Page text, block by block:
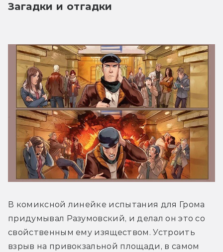
Загадки и отгадки
В комиксной линейке испытания для Грома
придумывал Разумовский, и делал он это со
свойственным ему изяществом. Устроить
взрыв на привокзальной площади, в самом